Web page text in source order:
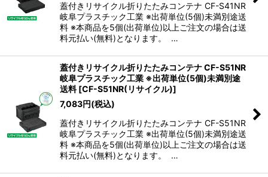
蓋付きリサイクル折りたたみコンテナ CF-S41NR
岐阜プラスチック工業 ※出荷単位(5個)未満別途送
料 ※本商品を5個(出荷単位)以上ご注文の場合は送
料元払い(無料)となります。 …
蓋付きリサイクル折りたたみコンテナ CF-S51NR
岐阜プラスチック工業 ※出荷単位(5個)未満別途
送料 [CF-S51NR(リサイクル)]
7,083円(税込)
蓋付きリサイクル折りたたみコンテナ CF-S51NR
岐阜プラスチック工業 ※出荷単位(5個)未満別途送
料 ※本商品を5個(出荷単位)以上ご注文の場合は送
料元払い(無料)となります。 …